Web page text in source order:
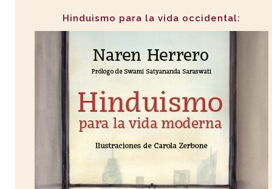
Hinduismo para la vida occidental: